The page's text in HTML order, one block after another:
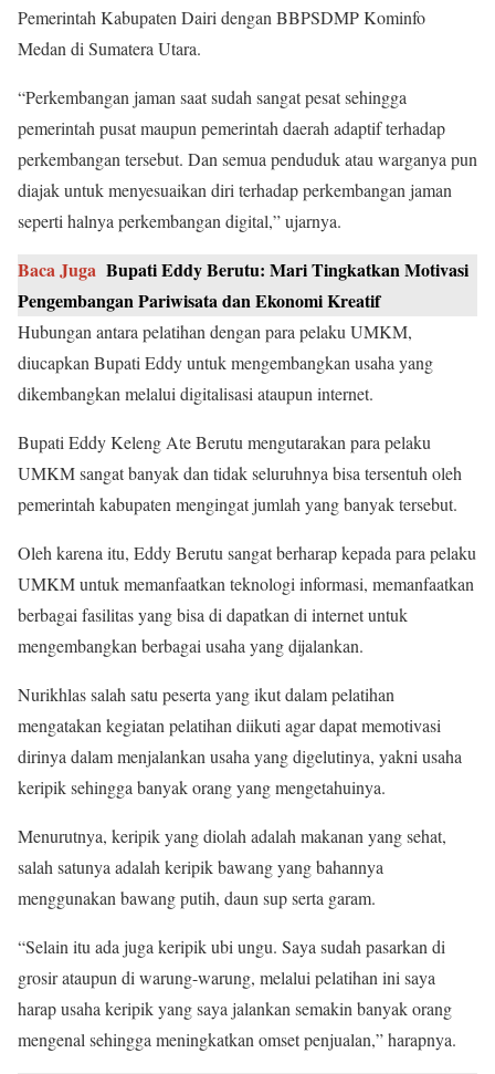
Pemerintah Kabupaten Dairi dengan BBPSDMP Kominfo
Medan di Sumatera Utara.
“Perkembangan jaman saat sudah sangat pesat sehingga
pemerintah pusat maupun pemerintah daerah adaptif terhadap
perkembangan tersebut. Dan semua penduduk atau warganya pun
diajak untuk menyesuaikan diri terhadap perkembangan jaman
seperti halnya perkembangan digital,” ujarnya.
Baca Juga Bupati Eddy Berutu: Mari Tingkatkan Motivasi
Pengembangan Pariwisata dan Ekonomi Kreatif
Hubungan antara pelatihan dengan para pelaku UMKM,
diucapkan Bupati Eddy untuk mengembangkan usaha yang
dikembangkan melalui digitalisasi ataupun internet.
Bupati Eddy Keleng Ate Berutu mengutarakan para pelaku
UMKM sangat banyak dan tidak seluruhnya bisa tersentuh oleh
pemerintah kabupaten mengingat jumlah yang banyak tersebut.
Oleh karena itu, Eddy Berutu sangat berharap kepada para pelaku
UMKM untuk memanfaatkan teknologi informasi, memanfaatkan
berbagai fasilitas yang bisa di dapatkan di internet untuk
mengembangkan berbagai usaha yang dijalankan.
Nurikhlas salah satu peserta yang ikut dalam pelatihan
mengatakan kegiatan pelatihan diikuti agar dapat memotivasi
dirinya dalam menjalankan usaha yang digelutinya, yakni usaha
keripik sehingga banyak orang yang mengetahuinya.
Menurutnya, keripik yang diolah adalah makanan yang sehat,
salah satunya adalah keripik bawang yang bahannya
menggunakan bawang putih, daun sup serta garam.
“Selain itu ada juga keripik ubi ungu. Saya sudah pasarkan di
grosir ataupun di warung-warung, melalui pelatihan ini saya
harap usaha keripik yang saya jalankan semakin banyak orang
mengenal sehingga meningkatkan omset penjualan,” harapnya.